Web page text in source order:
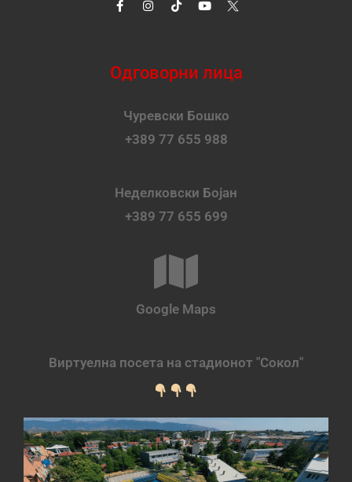
Одговорни лица
Чуревски Бошко
+389 77 655 988
Неделковски Бојан
+389 77 655 699
Google Maps
Виртуелна посета на стадионот "Сокол"